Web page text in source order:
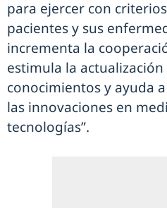
para ejercer con
pacientes y sus
incrementa la
estimula la
conocimientos y ayuda
las innovaciones en
tecnologías”.